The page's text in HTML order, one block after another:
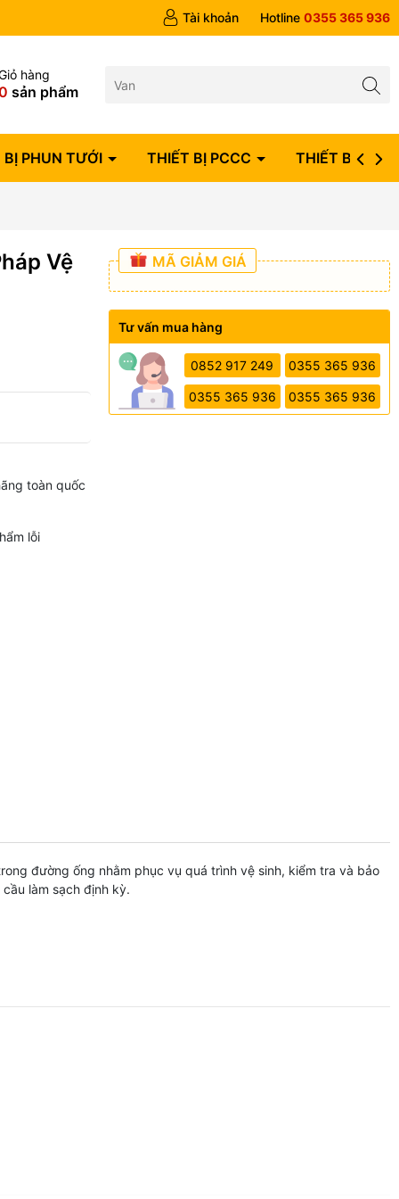
Tài khoản Hotline 0355 365 936
hàng
sản phẩm
BỊ PHUN TƯỚI THIẾT BỊ PCCC THIẾT BỊ ĐIỆN
Vệ
toàn quốc
lỗi
MÃ GIẢM GIÁ
Tư vấn mua hàng
0852 917 249 0355 365 936
0355 365 936 0355 365 936
đường ống nhằm phục vụ quá trình vệ sinh, kiểm tra và bảo
làm sạch định kỳ.